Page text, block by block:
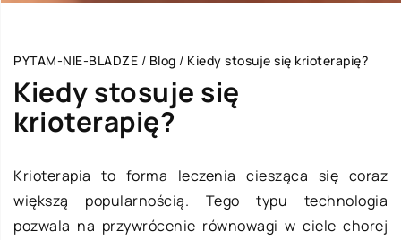
PYTAM-NIE-BLADZE / Blog / Kiedy stosuje się krioterapię?
Kiedy stosuje się
krioterapię?
Krioterapia to forma leczenia ciesząca się coraz
większą popularnością. Tego typu technologia
pozwala na przywrócenie równowagi w ciele chorej